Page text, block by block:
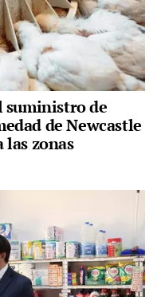
suministro de
de Newcastle
zonas